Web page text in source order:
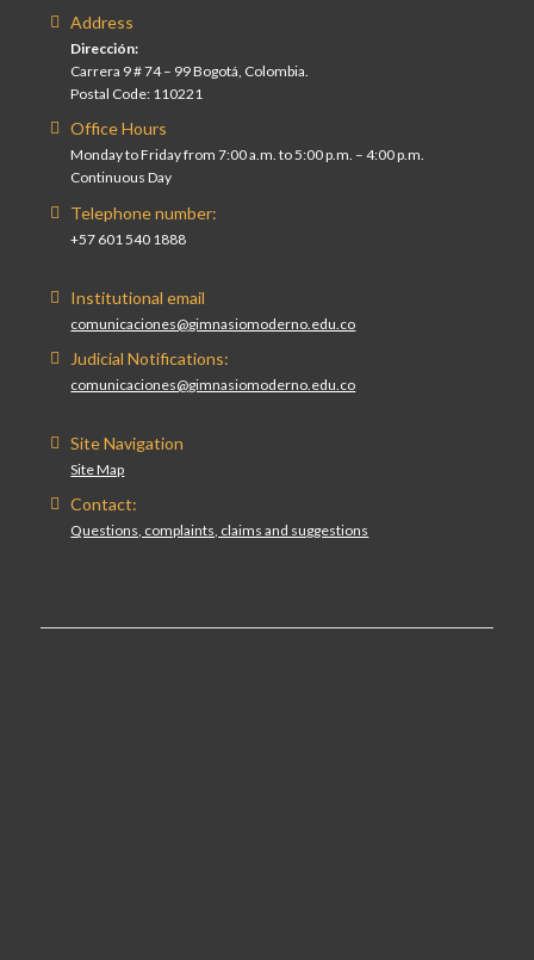
Address
Dirección:
Carrera 9 # 74 – 99 Bogotá, Colombia.
Postal Code: 110221
Office Hours
Monday to Friday from 7:00 a.m. to 5:00 p.m. – 4:00 p.m.
Continuous Day
Telephone number:
+57 601 540 1888
Institutional email
comunicaciones@gimnasiomoderno.edu.co
Judicial Notifications:
comunicaciones@gimnasiomoderno.edu.co
Site Navigation
Site Map
Contact:
Questions, complaints, claims and suggestions